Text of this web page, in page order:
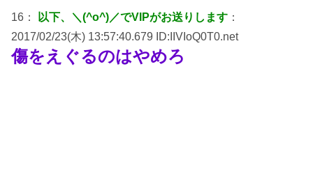
16： 以下、＼(^o^)／でVIPがお送りします ：
2017/02/23(木) 13:57:40.679 ID:IIVIoQ0T0.net
傷をえぐるのはやめろ